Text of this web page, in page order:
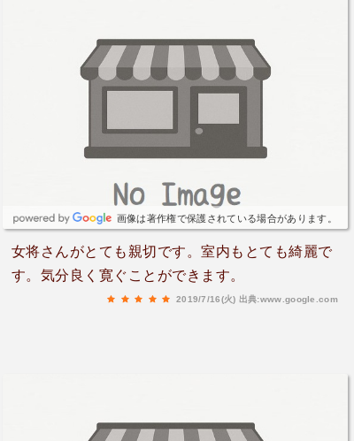
画像は著作権で保護されている場合があります。
女将さんがとても親切です。室内もとても綺麗で
す。気分良く寛ぐことができます。
2019/7/16(火) 出典:www.google.com